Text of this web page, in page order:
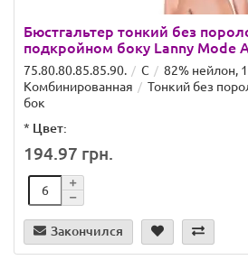
Бюстгальтер тонкий без
подкройном боку Lanny Mode
75.80.80.85.85.90. C
82% нейлон,
Комбинированная
Тонкий без
бок
* Цвет:
194.97 грн.
Закончился